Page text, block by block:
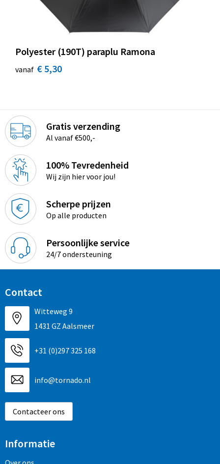
Polyester (190T) paraplu Ramona
vanaf € 5,30
Gratis verzending
Al vanaf €500,-
100% Tevredenheid
Wij zijn hier voor jou!
Scherpe prijzen
Op alle producten
Persoonlijke service
24/7 ondersteuning
Contact
Witteweg 9
1431 GZ Aalsmeer
+31 (0)297 325 168
info@tornado.nl
Contacteer ons
Informatie